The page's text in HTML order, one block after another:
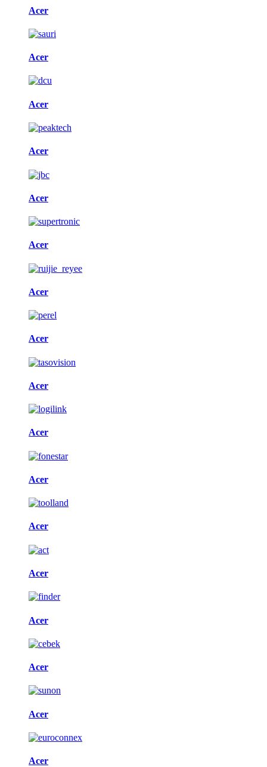
Acer
Acer
Acer
Acer
Acer
Acer
Acer
Acer
Acer
Acer
Acer
Acer
Acer
Acer
Acer
Acer
Acer